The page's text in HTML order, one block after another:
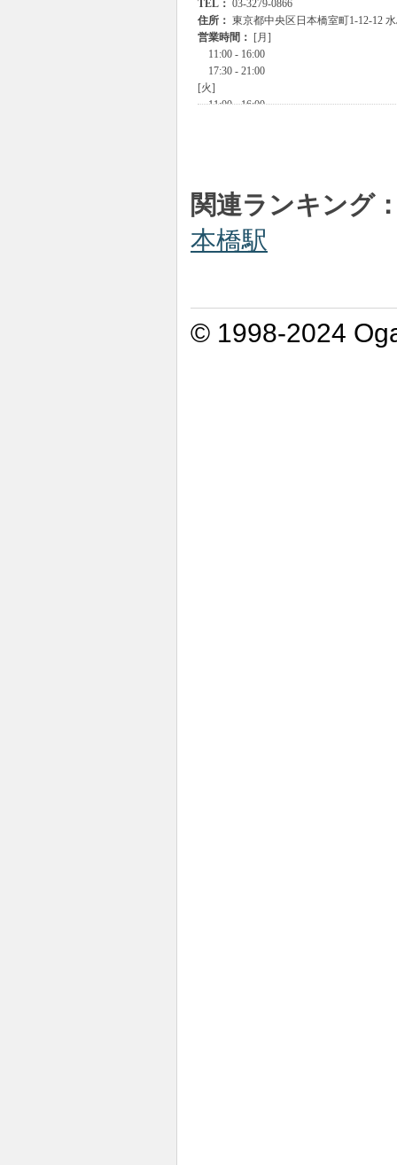
関連ランキング
本橋駅
© 1998-2024